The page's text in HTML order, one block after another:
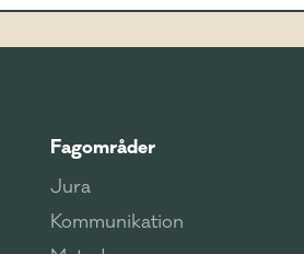
Fagområder
Jura
Kommunikation